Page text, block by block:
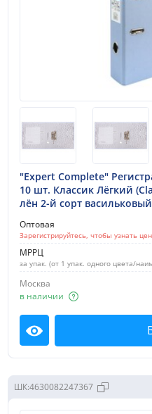
"Expert Complete"
10 шт. Классик Лёгкий
лён 2-й сорт васильковый
Оптовая
Зарегистрируйтесь, чтобы узнать
МРРЦ
за упак. (от 1 упак. одного цвета/
Москва
в наличии
Посмотреть
ШК:4630082247367